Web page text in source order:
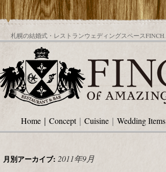
札幌の結婚式・レストランウェディングスペースFINCH
Home ｜ Concept｜ Cuisine ｜ Wedding Items
月別アーカイブ: 2011年9月